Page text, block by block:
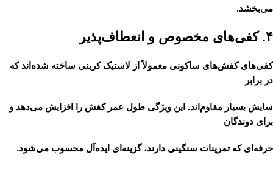
می‌بخشد.
۴. کفی‌های مخصوص و انعطاف‌پذیر
کفی‌های کفش‌های ساکونی معمولاً از لاستیک کربنی ساخته شده‌اند که
در برابر
سایش بسیار مقاوم‌اند. این ویژگی طول عمر کفش را افزایش می‌دهد و
برای دوندگان
حرفه‌ای که تمرینات سنگینی دارند، گزینه‌ای ایده‌آل محسوب می‌شود.